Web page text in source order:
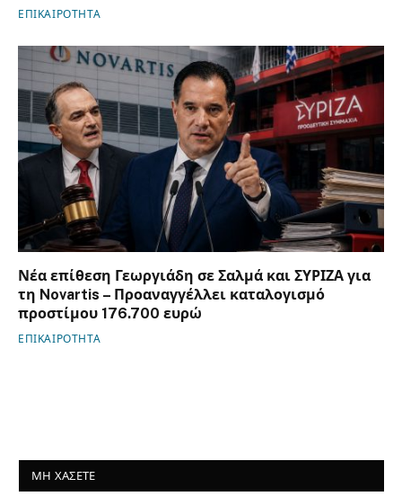
ΕΠΙΚΑΙΡΟΤΗΤΑ
Νέα επίθεση Γεωργιάδη σε Σαλμά και ΣΥΡΙΖΑ για
τη Novartis – Προαναγγέλλει καταλογισμό
προστίμου 176.700 ευρώ
ΕΠΙΚΑΙΡΟΤΗΤΑ
ΜΗ ΧΑΣΕΤΕ